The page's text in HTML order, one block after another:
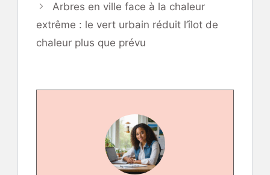
Arbres en ville face à la chaleur
extrême : le vert urbain réduit l’îlot de
chaleur plus que prévu